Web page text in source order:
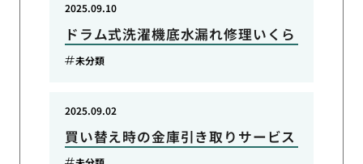
ドラム式洗濯機底水漏れ修理いくら
2025.09.10
未分類
買い替え時の金庫引き取りサービス
2025.09.02